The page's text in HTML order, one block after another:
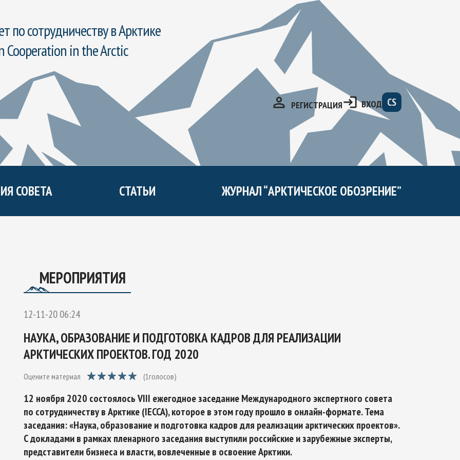
сотрудничеству в Арктике
in the Arctic
РЕГИСТРАЦИЯ ВХОД CS
РОССИЙСКОЙ ФЕДЕРАЦИИ И ОБЕСПЕЧЕНИЯ НАЦИОНАЛЬНОЙ БЕЗОПАСНОСТИ НА ПЕРИОД ДО 2035
СОВЕТА СТАТЬИ ЖУРНАЛ “АРКТИЧЕСКОЕ ОБОЗРЕНИЕ”
МЕРОПРИЯТИЯ
12-11-20 06:24
НАУКА, ОБРАЗОВАНИЕ И ПОДГОТОВКА КАДРОВ ДЛЯ РЕАЛИЗАЦИИ
АРКТИЧЕСКИХ ПРОЕКТОВ. ГОД 2020
Оцените материал (1голосов)
12 ноября 2020 состоялось VIII ежегодное заседание Международного экспертного совета
по сотрудничеству в Арктике (IECCA), которое в этом году прошло в онлайн-формате. Тема
заседания: «Наука, образование и подготовка кадров для реализации арктических проектов».
С докладами в рамках пленарного заседания выступили российские и зарубежные эксперты,
представители бизнеса и власти, вовлеченные в освоение Арктики.